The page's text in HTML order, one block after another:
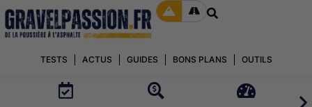
TESTS ACTUS GUIDES BONS PLANS OUTILS